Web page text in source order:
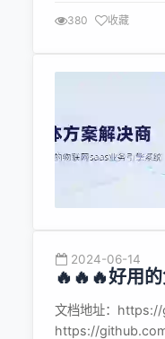
https://
380 收藏
2024-06-14
🔥🔥🔥好用
文档地址：
https://